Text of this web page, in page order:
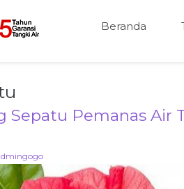
Beranda
Pemanas Air